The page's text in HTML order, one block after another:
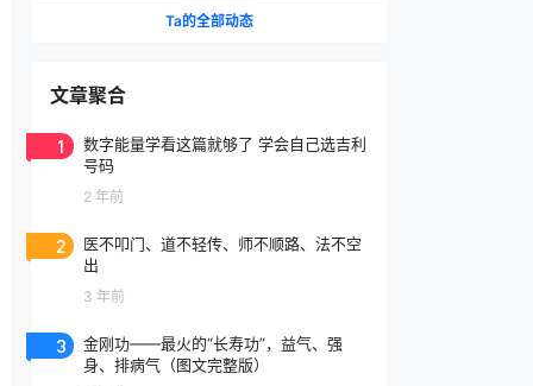
Ta的全部动态
文章聚合
1
数字能量学看这篇就够了 学会自己选吉利
号码
2 年前
2
医不叩门、道不轻传、师不顺路、法不空
出
3 年前
3
金刚功——最火的“长寿功”，益气、强
身、排病气（图文完整版）